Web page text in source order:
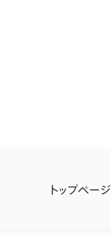
トップページ